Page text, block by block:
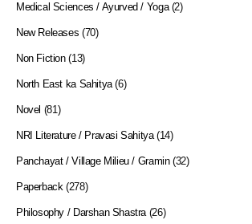
Medical Sciences / Ayurved / Yoga (2)
New Releases (70)
Non Fiction (13)
North East ka Sahitya (6)
Novel (81)
NRI Literature / Pravasi Sahitya (14)
Panchayat / Village Milieu / Gramin (32)
Paperback (278)
Philosophy / Darshan Shastra (26)